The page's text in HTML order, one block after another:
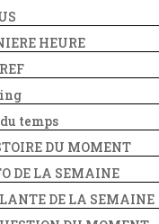
HEURE
temps
DU MOMENT
DE LA SEMAINE
DE LA SEMAINE